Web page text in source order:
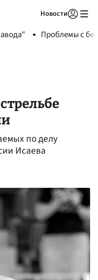
Новости
Проблемы с
по делу
Исаева